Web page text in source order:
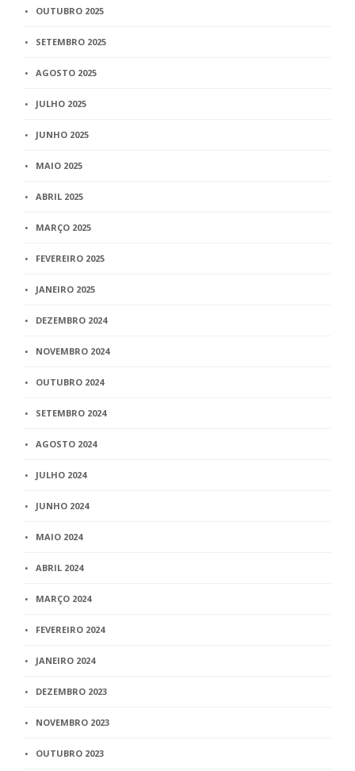
OUTUBRO 2025
SETEMBRO 2025
AGOSTO 2025
JULHO 2025
JUNHO 2025
MAIO 2025
ABRIL 2025
MARÇO 2025
FEVEREIRO 2025
JANEIRO 2025
DEZEMBRO 2024
NOVEMBRO 2024
OUTUBRO 2024
SETEMBRO 2024
AGOSTO 2024
JULHO 2024
JUNHO 2024
MAIO 2024
ABRIL 2024
MARÇO 2024
FEVEREIRO 2024
JANEIRO 2024
DEZEMBRO 2023
NOVEMBRO 2023
OUTUBRO 2023